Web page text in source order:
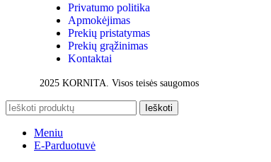
Privatumo politika
Apmokėjimas
Prekių pristatymas
Prekių grąžinimas
Kontaktai
2025 KORNITA. Visos teisės saugomos
Ieškoti
Meniu
E-Parduotuvė